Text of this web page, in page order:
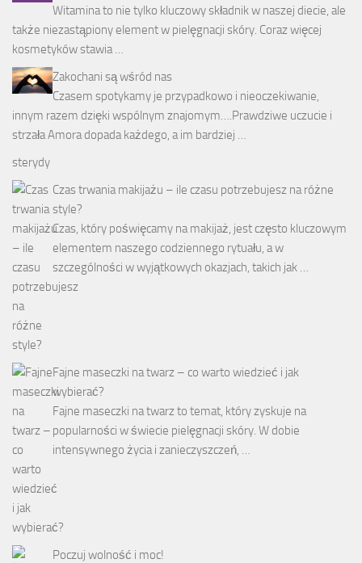
Witamina to nie tylko kluczowy składnik w naszej diecie, ale
także niezastąpiony element w pielęgnacji skóry. Coraz więcej
kosmetyków stawia …
Zakochani są wśród nas
Czasem spotykamy je przypadkowo i nieoczekiwanie,
innym razem dzięki wspólnym znajomym….Prawdziwe uczucie i
strzała Amora dopada każdego, a im bardziej …
sterydy
Czas trwania makijażu – ile czasu potrzebujesz na różne
style?
Czas, który poświęcamy na makijaż, jest często kluczowym
elementem naszego codziennego rytuału, a w
szczególności w wyjątkowych okazjach, takich jak …
Fajne maseczki na twarz – co warto wiedzieć i jak
wybierać?
Fajne maseczki na twarz to temat, który zyskuje na
popularności w świecie pielęgnacji skóry. W dobie
intensywnego życia i zanieczyszczeń, …
Poczuj wolność i moc!